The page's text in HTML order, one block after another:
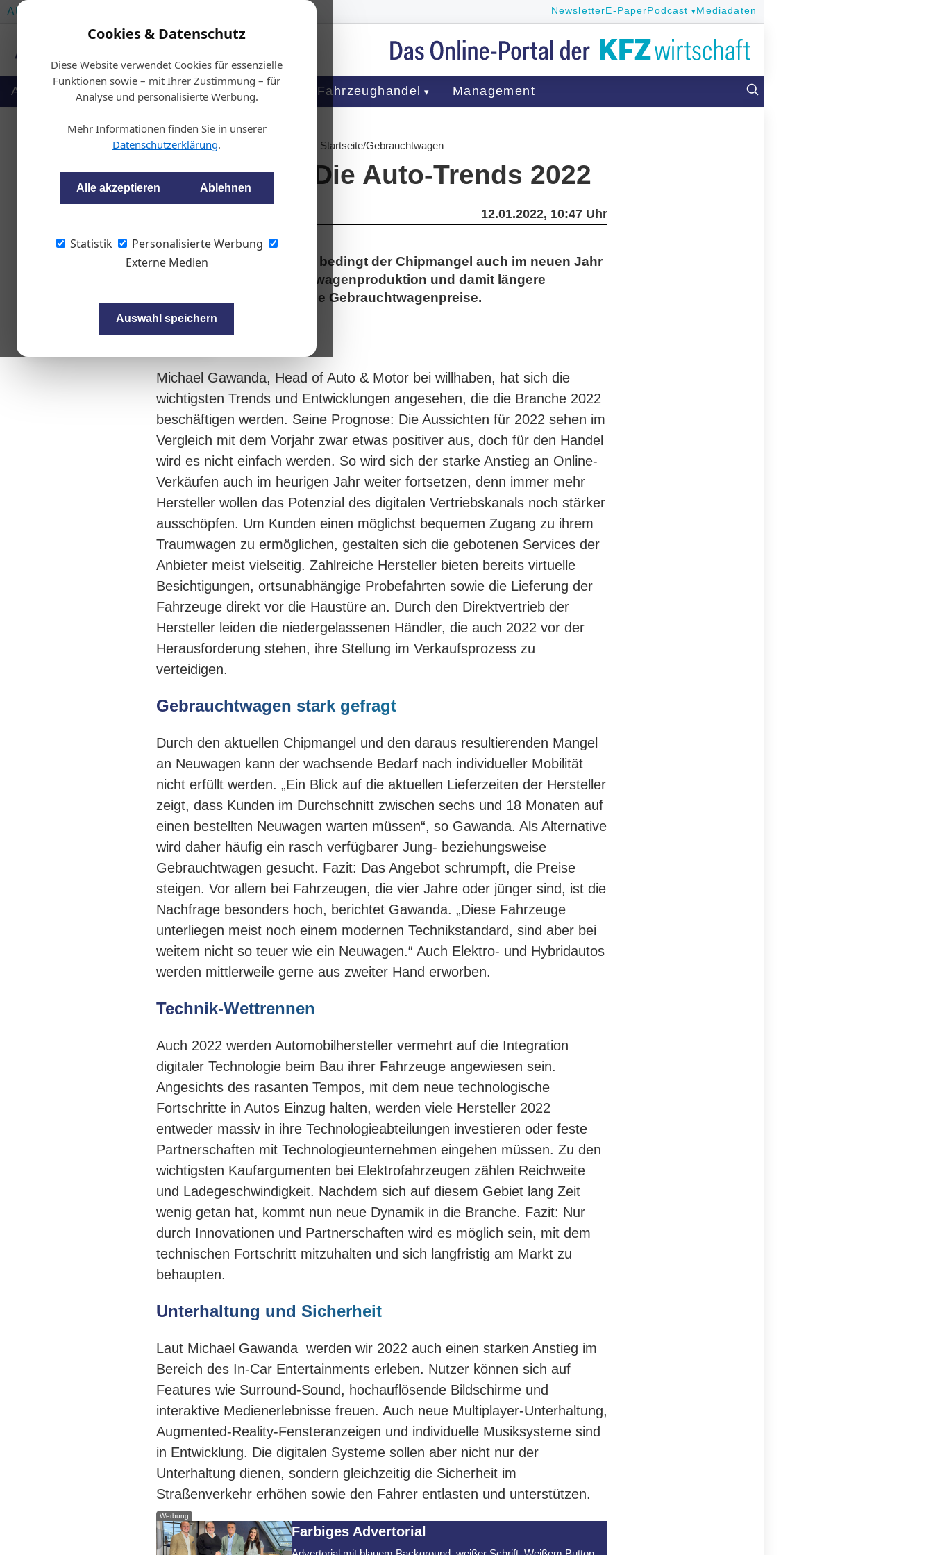
Cookies & Datenschutz
Diese Website verwendet Cookies für essenzielle
Funktionen sowie – mit Ihrer Zustimmung – für
Analyse und personalisierte Werbung.
Mehr Informationen finden Sie in unserer
Datenschutzerklärung.
Alle akzeptieren Ablehnen
Statistik
Personalisierte Werbung
Externe Medien
Auswahl speichern
AUTOMOTIVE SERVICES NewsletterE-PaperPodcast Mediadaten
Auto & Politik Ausbildung Werkstatt Fahrzeughandel Management
Startseite/Gebrauchtwagen
willhaben: Die Auto-Trends 2022
12.01.2022, 10:47 Uhr
Laut willhaben-Prognose bedingt der Chipmangel auch im neuen Jahr
einen Rückgang der Neuwagenproduktion und damit längere
Lieferzeiten und steigende Gebrauchtwagenpreise.
Michael Gawanda, Head of Auto & Motor bei willhaben, hat sich die
wichtigsten Trends und Entwicklungen angesehen, die die Branche 2022
beschäftigen werden. Seine Prognose: Die Aussichten für 2022 sehen im
Vergleich mit dem Vorjahr zwar etwas positiver aus, doch für den Handel
wird es nicht einfach werden. So wird sich der starke Anstieg an Online-
Verkäufen auch im heurigen Jahr weiter fortsetzen, denn immer mehr
Hersteller wollen das Potenzial des digitalen Vertriebskanals noch stärker
ausschöpfen. Um Kunden einen möglichst bequemen Zugang zu ihrem
Traumwagen zu ermöglichen, gestalten sich die gebotenen Services der
Anbieter meist vielseitig. Zahlreiche Hersteller bieten bereits virtuelle
Besichtigungen, ortsunabhängige Probefahrten sowie die Lieferung der
Fahrzeuge direkt vor die Haustüre an. Durch den Direktvertrieb der
Hersteller leiden die niedergelassenen Händler, die auch 2022 vor der
Herausforderung stehen, ihre Stellung im Verkaufsprozess zu
verteidigen.
Gebrauchtwagen stark gefragt
Durch den aktuellen Chipmangel und den daraus resultierenden Mangel
an Neuwagen kann der wachsende Bedarf nach individueller Mobilität
nicht erfüllt werden. „Ein Blick auf die aktuellen Lieferzeiten der Hersteller
zeigt, dass Kunden im Durchschnitt zwischen sechs und 18 Monaten auf
einen bestellten Neuwagen warten müssen“, so Gawanda. Als Alternative
wird daher häufig ein rasch verfügbarer Jung- beziehungsweise
Gebrauchtwagen gesucht. Fazit: Das Angebot schrumpft, die Preise
steigen. Vor allem bei Fahrzeugen, die vier Jahre oder jünger sind, ist die
Nachfrage besonders hoch, berichtet Gawanda. „Diese Fahrzeuge
unterliegen meist noch einem modernen Technikstandard, sind aber bei
weitem nicht so teuer wie ein Neuwagen.“ Auch Elektro- und Hybridautos
werden mittlerweile gerne aus zweiter Hand erworben.
Technik-Wettrennen
Auch 2022 werden Automobilhersteller vermehrt auf die Integration
digitaler Technologie beim Bau ihrer Fahrzeuge angewiesen sein.
Angesichts des rasanten Tempos, mit dem neue technologische
Fortschritte in Autos Einzug halten, werden viele Hersteller 2022
entweder massiv in ihre Technologieabteilungen investieren oder feste
Partnerschaften mit Technologieunternehmen eingehen müssen. Zu den
wichtigsten Kaufargumenten bei Elektrofahrzeugen zählen Reichweite
und Ladegeschwindigkeit. Nachdem sich auf diesem Gebiet lang Zeit
wenig getan hat, kommt nun neue Dynamik in die Branche. Fazit: Nur
durch Innovationen und Partnerschaften wird es möglich sein, mit dem
technischen Fortschritt mitzuhalten und sich langfristig am Markt zu
behaupten.
Unterhaltung und Sicherheit
Laut Michael Gawanda werden wir 2022 auch einen starken Anstieg im
Bereich des In-Car Entertainments erleben. Nutzer können sich auf
Features wie Surround-Sound, hochauflösende Bildschirme und
interaktive Medienerlebnisse freuen. Auch neue Multiplayer-Unterhaltung,
Augmented-Reality-Fensteranzeigen und individuelle Musiksysteme sind
in Entwicklung. Die digitalen Systeme sollen aber nicht nur der
Unterhaltung dienen, sondern gleichzeitig die Sicherheit im
Straßenverkehr erhöhen sowie den Fahrer entlasten und unterstützen.
Werbung
Farbiges Advertorial